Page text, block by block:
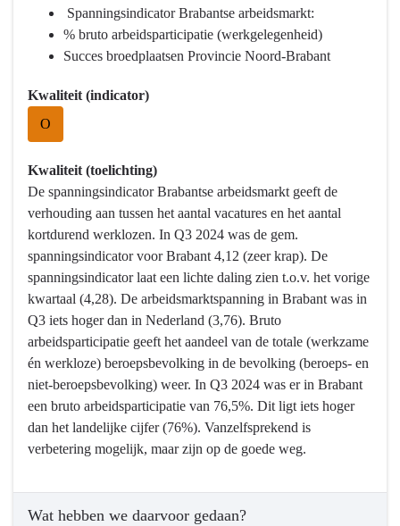
Programma
Economie,
Kennis
Wat
hebben
we
bereikt?
Inzetten
talentontwikkeling
voor
kenniseconomie
van
morgen
Spanningsindicator Brabantse arbeidsmarkt:
% bruto arbeidsparticipatie (werkgelegenheid)
Succes broedplaatsen Provincie Noord-Brabant
Kwaliteit (indicator)
O
Kwaliteit (toelichting)
De spanningsindicator Brabantse arbeidsmarkt geeft de
verhouding aan tussen het aantal vacatures en het aantal
kortdurend werklozen. In Q3 2024 was de gem.
spanningsindicator voor Brabant 4,12 (zeer krap). De
spanningsindicator laat een lichte daling zien t.o.v. het vorige
kwartaal (4,28). De arbeidsmarktspanning in Brabant was in
Q3 iets hoger dan in Nederland (3,76). Bruto
arbeidsparticipatie geeft het aandeel van de totale (werkzame
én werkloze) beroepsbevolking in de bevolking (beroeps- en
niet-beroepsbevolking) weer. In Q3 2024 was er in Brabant
een bruto arbeidsparticipatie van 76,5%. Dit ligt iets hoger
dan het landelijke cijfer (76%). Vanzelfsprekend is
verbetering mogelijk, maar zijn op de goede weg.
Wat hebben we daarvoor gedaan?